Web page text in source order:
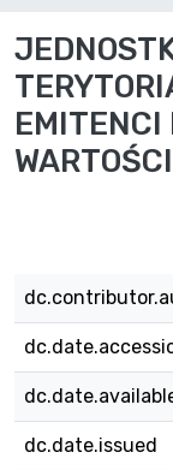
EMITENCI
dc.date.issued